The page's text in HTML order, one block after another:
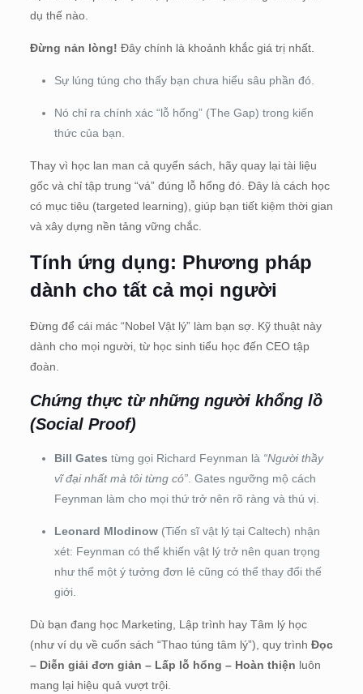
dụ thế nào.
Đừng nản lòng! Đây chính là khoảnh khắc giá trị nhất.
Sự lúng túng cho thấy bạn chưa hiểu sâu phần đó.
Nó chỉ ra chính xác “lỗ hổng” (The Gap) trong kiến
thức của bạn.
Thay vì học lan man cả quyển sách, hãy quay lại tài liệu
gốc và chỉ tập trung “vá” đúng lỗ hổng đó. Đây là cách học
có mục tiêu (targeted learning), giúp bạn tiết kiệm thời gian
và xây dựng nền tảng vững chắc.
Tính ứng dụng: Phương pháp
dành cho tất cả mọi người
Đừng để cái mác “Nobel Vật lý” làm bạn sợ. Kỹ thuật này
dành cho mọi người, từ học sinh tiểu học đến CEO tập
đoàn.
Chứng thực từ những người khổng lồ
(Social Proof)
Bill Gates từng gọi Richard Feynman là “Người thầy
vĩ đại nhất mà tôi từng có”. Gates ngưỡng mộ cách
Feynman làm cho mọi thứ trở nên rõ ràng và thú vị.
Leonard Mlodinow(Tiến sĩ vật lý tại Caltech) nhận
xét: Feynman có thể khiến vật lý trở nên quan trọng
như thể một ý tưởng đơn lẻ cũng có thể thay đổi thế
giới.
Dù bạn đang học Marketing, Lập trình hay Tâm lý học
(như ví dụ về cuốn sách “Thao túng tâm lý”), quy trình Đọc
– Diễn giải đơn giản – Lấp lỗ hổng – Hoàn thiện luôn
mang lại hiệu quả vượt trội.